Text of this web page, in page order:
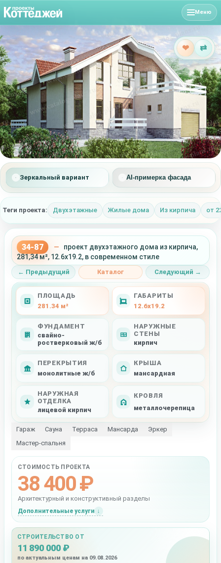
Меню
Зеркальный вариант AI-примерка фасада
Теги проекта: Двухэтажные Жилые дома Из кирпича от
❤ ⇄
34-87 —
проект двухэтажного дома из кирпича,
281,34 м², 12.6x19.2, в современном стиле
← Предыдущий Каталог Следующий →
ПЛОЩАДЬ
281.34 м²
ГАБАРИТЫ
12.6x19.2
ФУНДАМЕНТ
свайно-
ростверковый ж/б
НАРУЖНЫЕ
СТЕНЫ
кирпич
ПЕРЕКРЫТИЯ
монолитные ж/б
КРЫША
мансардная
НАРУЖНАЯ
ОТДЕЛКА
лицевой кирпич
КРОВЛЯ
металлочерепица
Гараж Сауна Терраса Мансарда
Эркер
Мастер-спальня
СТОИМОСТЬ ПРОЕКТА
38 400 ₽
Архитектурный и конструктивный разделы
Дополнительные услуги
СТРОИТЕЛЬСТВО ОТ
11 890 000 ₽
по актуальным ценам на 09.08.2026